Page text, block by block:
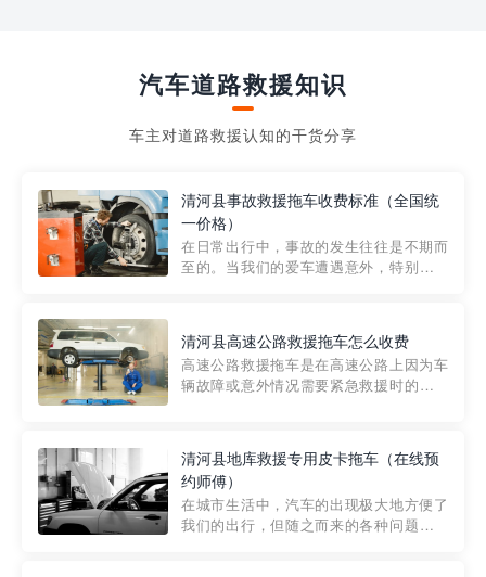
汽车道路救援知识
车主对道路救援认知的干货分享
清河县事故救援拖车收费标准（全国统
一价格）
在日常出行中，事故的发生往往是不期而
至的。当我们的爱车遭遇意外，特别是在
细解析一下市区事故救援拖车的收费标
准，以及在选用拖车服务时应注...
清河县高速公路救援拖车怎么收费
高速公路救援拖车是在高速公路上因为车
辆故障或意外情况需要紧急救援时的必备
路救援拖车的收费标准是由当地交通管理
部门制定的。起步价通...
清河县地库救援专用皮卡拖车（在线预
约师傅）
在城市生活中，汽车的出现极大地方便了
我们的出行，但随之而来的各种问题也让